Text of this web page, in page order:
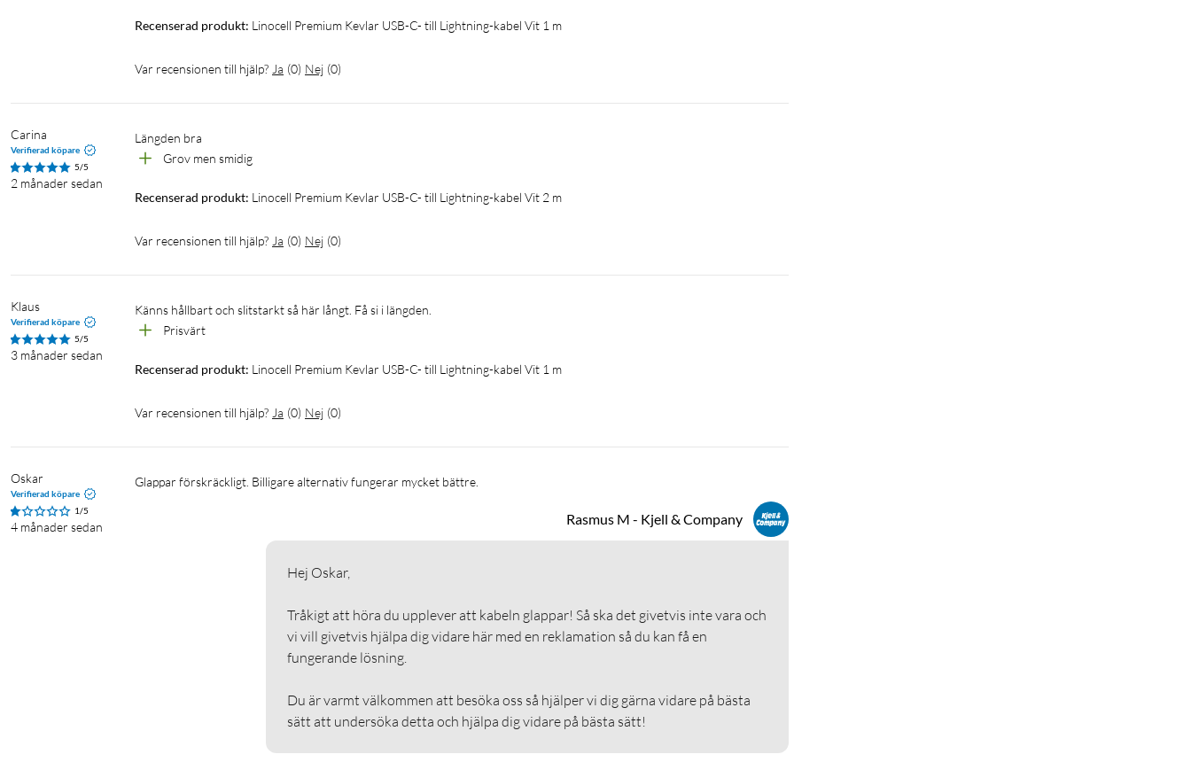
Recenserad produkt: Linocell Premium Kevlar USB-C- till Lightning-kabel Vit 1 m
Var recensionen till hjälp? Ja (0) Nej (0)
Carina
Verifierad köpare
5/5
2 månader sedan
Längden bra
Grov men smidig
Recenserad produkt: Linocell Premium Kevlar USB-C- till Lightning-kabel Vit 2 m
Var recensionen till hjälp? Ja (0) Nej (0)
Klaus
Verifierad köpare
5/5
3 månader sedan
Känns hållbart och slitstarkt så här långt. Få si i längden.
Prisvärt
Recenserad produkt: Linocell Premium Kevlar USB-C- till Lightning-kabel Vit 1 m
Var recensionen till hjälp? Ja (0) Nej (0)
Oskar
Verifierad köpare
1/5
4 månader sedan
Glappar förskräckligt. Billigare alternativ fungerar mycket bättre.
Rasmus M - Kjell & Company
Hej Oskar,
Tråkigt att höra du upplever att kabeln glappar! Så ska det givetvis inte vara och
vi vill givetvis hjälpa dig vidare här med en reklamation så du kan få en
fungerande lösning.
Du är varmt välkommen att besöka oss så hjälper vi dig gärna vidare på bästa
sätt att undersöka detta och hjälpa dig vidare på bästa sätt!